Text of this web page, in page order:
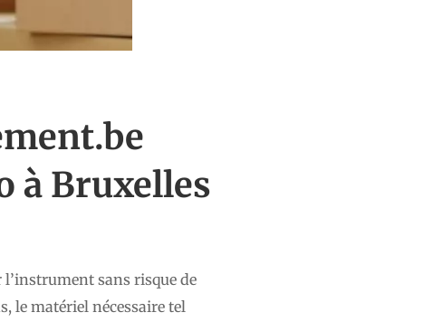
à Bruxelles
sans risque de
le matériel nécessaire tel